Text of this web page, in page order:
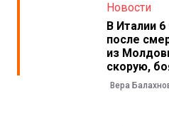
Новости
В Италии
после
из
скорую,
Вера